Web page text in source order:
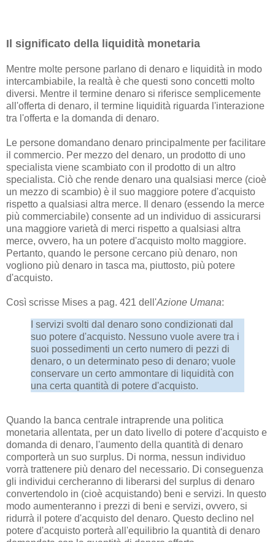
Il significato della liquidità monetaria
Mentre molte persone parlano di denaro e liquidità in modo
intercambiabile, la realtà è che questi sono concetti molto
diversi. Mentre il termine denaro si riferisce semplicemente
all'offerta di denaro, il termine liquidità riguarda l'interazione
tra l'offerta e la domanda di denaro.
Le persone domandano denaro principalmente per facilitare
il commercio. Per mezzo del denaro, un prodotto di uno
specialista viene scambiato con il prodotto di un altro
specialista. Ciò che rende denaro una qualsiasi merce (cioè
un mezzo di scambio) è il suo maggiore potere d'acquisto
rispetto a qualsiasi altra merce. Il denaro (essendo la merce
più commerciabile) consente ad un individuo di assicurarsi
una maggiore varietà di merci rispetto a qualsiasi altra
merce, ovvero, ha un potere d'acquisto molto maggiore.
Pertanto, quando le persone cercano più denaro, non
vogliono più denaro in tasca ma, piuttosto, più potere
d'acquisto.
Così scrisse Mises a pag. 421 dell'Azione Umana:
I servizi svolti dal denaro sono condizionati dal
suo potere d'acquisto. Nessuno vuole avere tra i
suoi possedimenti un certo numero di pezzi di
denaro, o un determinato peso di denaro; vuole
conservare un certo ammontare di liquidità con
una certa quantità di potere d'acquisto.
Quando la banca centrale intraprende una politica
monetaria allentata, per un dato livello di potere d'acquisto e
domanda di denaro, l'aumento della quantità di denaro
comporterà un suo surplus. Di norma, nessun individuo
vorrà trattenere più denaro del necessario. Di conseguenza
gli individui cercheranno di liberarsi del surplus di denaro
convertendolo in (cioè acquistando) beni e servizi. In questo
modo aumenteranno i prezzi di beni e servizi, ovvero, si
ridurrà il potere d'acquisto del denaro. Questo declino nel
potere d'acquisto porterà all'equilibrio la quantità di denaro